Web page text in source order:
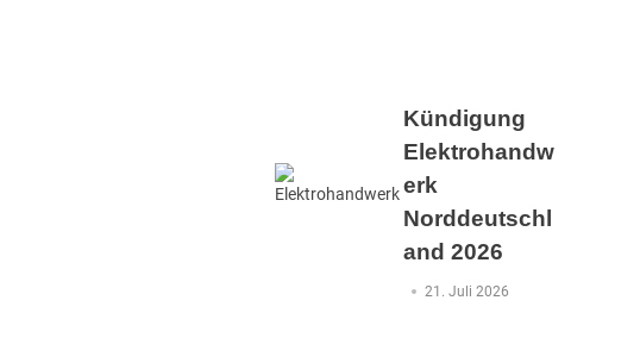
Kündigung
Elektrohandw
erk
Norddeutschl
and 2026
21. Juli 2026